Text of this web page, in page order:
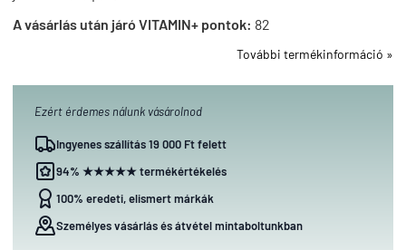
A vásárlás után járó VITAMIN+ pontok: 82
További termékinformáció »
Ezért érdemes nálunk vásárolnod
Ingyenes szállítás 19 000 Ft felett
94% ★★★★★ termékértékelés
100% eredeti, elismert márkák
Személyes vásárlás és átvétel mintaboltunkban